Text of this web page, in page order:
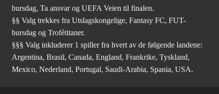
bursdag, Ta ansvar og UEFA Veien til finalen.
§§ Valg trekkes fra Utslagskongelige, Fantasy FC, FUT-
bursdag og Trofétitaner.
§§§ Valg inkluderer 1 spiller fra hvert av de følgende landene:
Argentina, Brasil, Canada, England, Frankrike, Tyskland,
Mexico, Nederland, Portugal, Saudi-Arabia, Spania, USA.